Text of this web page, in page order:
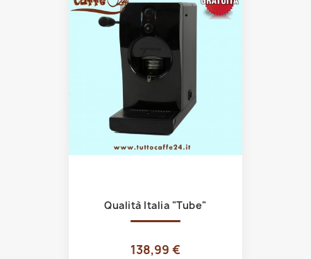
Qualità Italia "Tube"
138,99 €